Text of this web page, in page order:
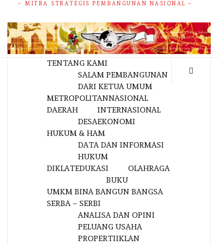
– MITRA STRATEGIS PEMBANGUNAN NASIONAL –
TENTANG KAMI
SALAM PEMBANGUNAN
DARI KETUA UMUM
METROPOLITANNASIONAL
DAERAH
DESA
INTERNASIONAL
EKONOMI
HUKUM & HAM
DATA DAN INFORMASI
HUKUM
DIKLATEDUKASI
BUKU
OLAHRAGA
UMKM BINA BANGUN BANGSA
SERBA – SERBI
ANALISA DAN OPINI
PELUANG USAHA
PROPERTIIKLAN